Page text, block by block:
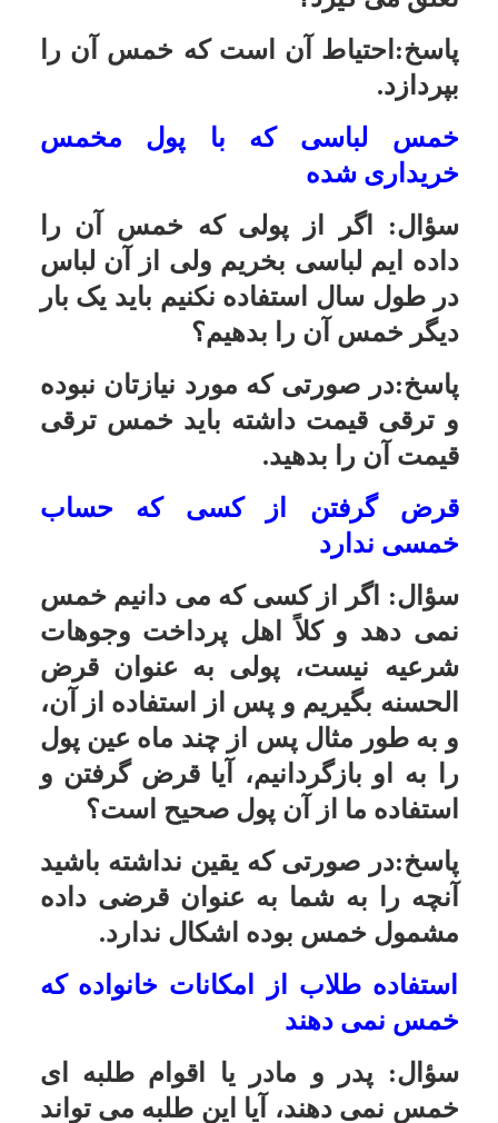
بپردازید.
تقدم حق الله بر حق الناس
بسیار کم است و بدهی به عنوان حق
الناس دارد و زکات و خمس هم نداده
است . حالا وراث این شخص ، اول باید
پاسخ:احتیاط آن است که حق الناس
مقدم بر حق الله است .
چگونگی انتساب سادات به پیامبر
سؤال: افراد سید چگونه خود را اولاد
پیامبر می نامند؟ مگر از آن زمان
تاکنون با عقل جور در می آید که معلوم
شود چه کسی از اولاد پیغمبر است؟
من نمی توانم این را قبول کنم، لطفاً
راهنمایی کنید.
طریق انتساب به پیامبر (صلی الله علیه
و آله) داشتند سعی می کردند نسب و
الان شجره نامه های زیادی از شجره
سادات نزد علمای انساب است
تاریخ به روزرسانی: سه شنبه, ۱۳ تیر ۱۳۹۱